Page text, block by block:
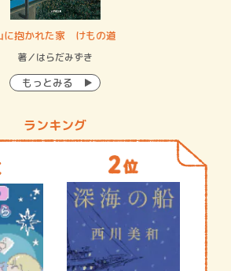
に抱かれた家 けもの道
著／はらだみずき
もっとみる
ランキング